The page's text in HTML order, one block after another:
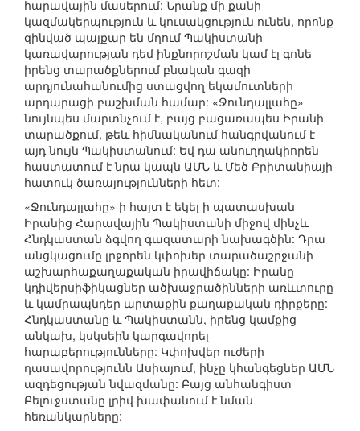
հարավային մասերում: Նրանք մի քանի
կազմակերպություն և կուսակցություն ունեն, որոնք
զինված պայքար են մղում Պակիստանի
կառավարության դեմ ինքնորոշման կամ էլ գոնե
իրենց տարածքներում բնական գազի
արդյունահանումից ստացվող եկամուտների
արդարացի բաշխման համար: «Ջունդալլահը»
նույնպես մարտնչում է, բայց բացառապես Իրանի
տարածքում, թեև հիմնականում հանգրվանում է
այդ նույն Պակիստանում: Եվ դա անուղղակիորեն
հաստատում է նրա կապն ԱՄՆ և Մեծ Բրիտանիայի
հատուկ ծառայությունների հետ:
«Ջունդալլահը» ի հայտ է եկել ի պատասխան
Իրանից Հարավային Պակիստանի միջով մինչև
Հնդկաստան ձգվող գազատարի նախագծին: Դրա
անցկացումը լրջորեն կփոխեր տարածաշրջանի
աշխարհաքաղաքական իրավիճակը: Իրանը
կդիվերսիֆիկացներ ածխաջրածինների առևտուրը
և կամրապնդեր արտաքին քաղաքական դիրքերը:
Հնդկաստանը և Պակիստանն, իրենց կամքից
անկախ, կսկսեին կարգավորել
հարաբերությունները: Կփոխվեր ուժերի
դասավորությունն Ասիայում, ինչը կհանգեցներ ԱՄՆ
ազդեցության նվազմանը: Բայց անհանգիստ
Բելուջստանը լրիվ խափանում է նման
հեռանկարները: